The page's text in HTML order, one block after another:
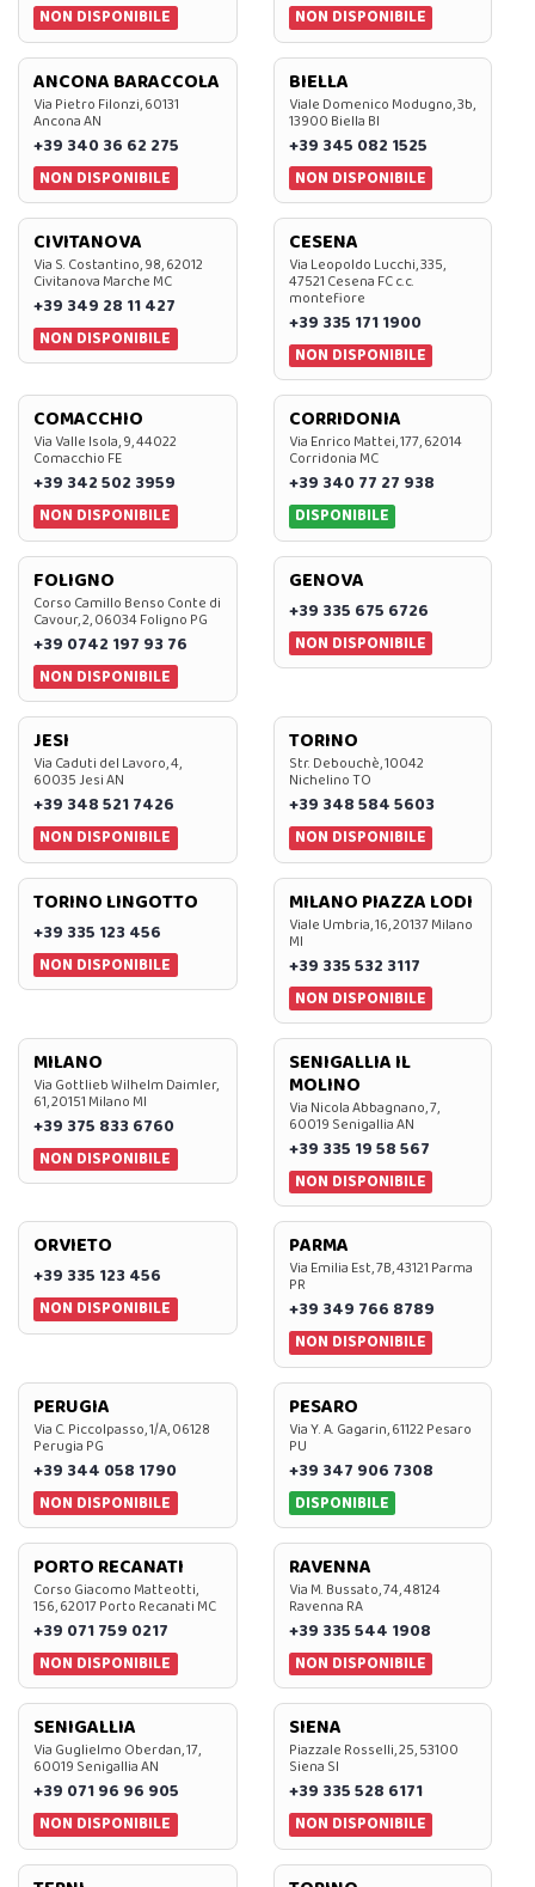
NON DISPONIBILE
NON DISPONIBILE
ANCONA BARACCOLA
Via Pietro Filonzi, 60131
Ancona AN
+39 340 36 62 275
NON DISPONIBILE
BIELLA
Viale Domenico Modugno, 3b,
13900 Biella BI
+39 345 082 1525
NON DISPONIBILE
CIVITANOVA
Via S. Costantino, 98, 62012
Civitanova Marche MC
+39 349 28 11 427
NON DISPONIBILE
CESENA
Via Leopoldo Lucchi, 335,
47521 Cesena FC c.c.
montefiore
+39 335 171 1900
NON DISPONIBILE
COMACCHIO
Via Valle Isola, 9, 44022
Comacchio FE
+39 342 502 3959
NON DISPONIBILE
CORRIDONIA
Via Enrico Mattei, 177, 62014
Corridonia MC
+39 340 77 27 938
DISPONIBILE
FOLIGNO
Corso Camillo Benso Conte di
Cavour, 2, 06034 Foligno PG
+39 0742 197 93 76
NON DISPONIBILE
GENOVA
+39 335 675 6726
NON DISPONIBILE
JESI
Via Caduti del Lavoro, 4,
60035 Jesi AN
+39 348 521 7426
NON DISPONIBILE
TORINO
Str. Debouchè, 10042
Nichelino TO
+39 348 584 5603
NON DISPONIBILE
TORINO LINGOTTO
+39 335 123 456
NON DISPONIBILE
MILANO PIAZZA LODI
Viale Umbria, 16, 20137 Milano
MI
+39 335 532 3117
NON DISPONIBILE
MILANO
Via Gottlieb Wilhelm Daimler,
61, 20151 Milano MI
+39 375 833 6760
NON DISPONIBILE
SENIGALLIA IL
MOLINO
Via Nicola Abbagnano, 7,
60019 Senigallia AN
+39 335 19 58 567
NON DISPONIBILE
ORVIETO
+39 335 123 456
NON DISPONIBILE
PARMA
Via Emilia Est, 7B, 43121 Parma
PR
+39 349 766 8789
NON DISPONIBILE
PERUGIA
Via C. Piccolpasso, 1/A, 06128
Perugia PG
+39 344 058 1790
NON DISPONIBILE
PESARO
Via Y. A. Gagarin, 61122 Pesaro
PU
+39 347 906 7308
DISPONIBILE
PORTO RECANATI
Corso Giacomo Matteotti,
156, 62017 Porto Recanati MC
+39 071 759 0217
NON DISPONIBILE
RAVENNA
Via M. Bussato, 74, 48124
Ravenna RA
+39 335 544 1908
NON DISPONIBILE
SENIGALLIA
Via Guglielmo Oberdan, 17,
60019 Senigallia AN
+39 071 96 96 905
NON DISPONIBILE
SIENA
Piazzale Rosselli, 25, 53100
Siena SI
+39 335 528 6171
NON DISPONIBILE